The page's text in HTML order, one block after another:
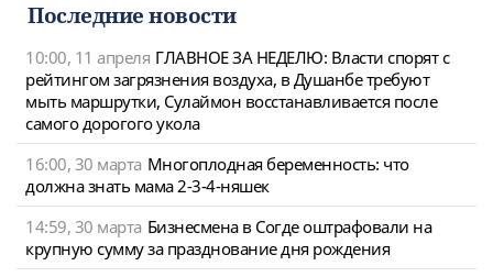
Последние новости
10:00, 11 апреля ГЛАВНОЕ ЗА НЕДЕЛЮ: Власти спорят с
рейтингом загрязнения воздуха, в Душанбе требуют
мыть маршрутки, Сулаймон восстанавливается после
самого дорогого укола
16:00, 30 марта Многоплодная беременность: что
должна знать мама 2-3-4-няшек
14:59, 30 марта Бизнесмена в Согде оштрафовали на
крупную сумму за празднование дня рождения